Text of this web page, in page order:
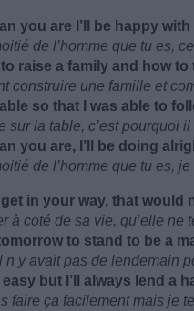
you are I’ll be happy with
de l’homme que tu es,
raise a family and how to
construire une famille et
so that I was able to
sur la table, c’est pourquoi
you are, I’ll be doing
de l’homme que tu es,
in your way, that would
à coté de sa vie, qu’elle ne
to stand to be a
n y avait pas de lendemain
easy but I’ll always lend a
faire ça facilement mais je